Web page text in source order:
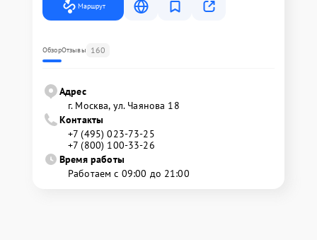
Маршрут
ОбзорОтзывы 160
Адрес
г. Москва, ул. Чаянова 18
Контакты
+7 (495) 023-73-25
+7 (800) 100-33-26
Время работы
Работаем с 09:00 до 21:00